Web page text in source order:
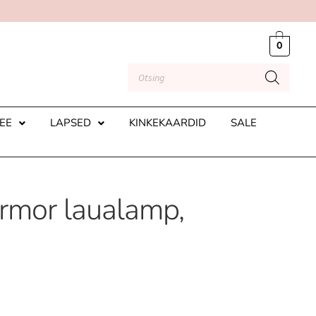
0
LAPSED KINKEKAARDID SALE
laualamp,